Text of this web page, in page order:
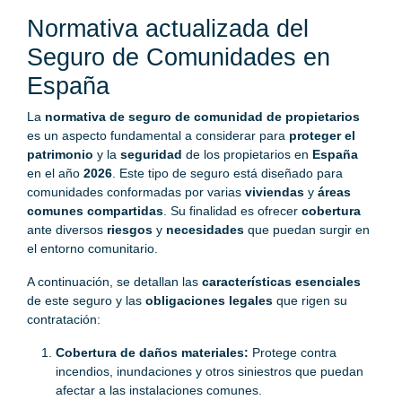
Normativa actualizada del
Seguro de Comunidades en
España
La normativa de seguro de comunidad de propietarios
es un aspecto fundamental a considerar para proteger el
patrimonio y la seguridad de los propietarios en España
en el año 2026 . Este tipo de seguro está diseñado para
comunidades conformadas por varias viviendas y áreas
comunes compartidas . Su finalidad es ofrecer cobertura
ante diversos riesgos y necesidades que puedan surgir en
el entorno comunitario.
A continuación, se detallan las características esenciales
de este seguro y las obligaciones legales que rigen su
contratación:
Cobertura de daños materiales: Protege contra
incendios, inundaciones y otros siniestros que puedan
afectar a las instalaciones comunes.